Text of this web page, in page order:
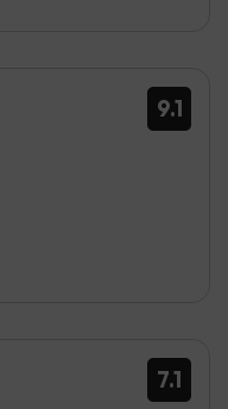
9.1
7.1